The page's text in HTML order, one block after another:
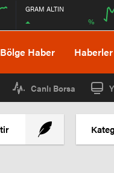
GRAM ALTIN
%
Bölge Haber Haberler
Canlı Borsa